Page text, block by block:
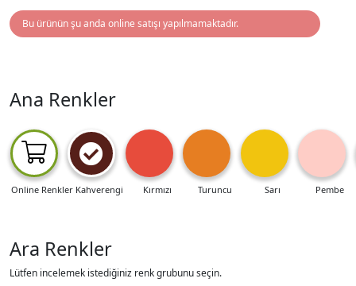
Bu ürünün şu anda online satışı yapılmamaktadır.
Ana Renkler
Online Renkler Kahverengi Kırmızı Turuncu Sarı Pembe
Ara Renkler
Lütfen incelemek istediğiniz renk grubunu seçin.